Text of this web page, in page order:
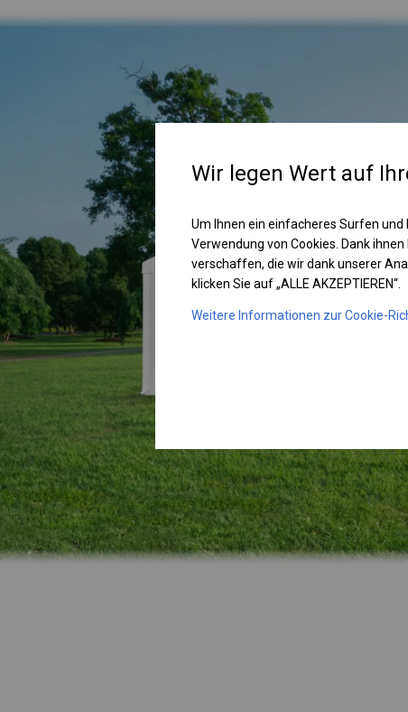
Wir legen Wert auf
Um Ihnen ein einfacheres Surfen
Verwendung von Cookies. Dank
verschaffen, die wir dank unserer
klicken Sie auf „ALLE AKZEPTIEREN“.
Weitere Informationen zur Cookie-